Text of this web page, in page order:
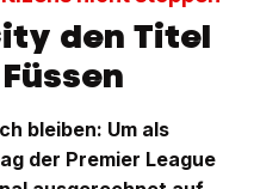
den Titel
bleiben: Um als
der Premier League